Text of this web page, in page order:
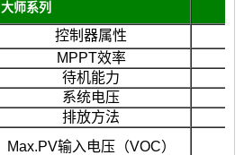
大师系列
控制器属性
MPPT效率
待机能力
系统电压
排放方法
Max.PV输入电压（VOC）